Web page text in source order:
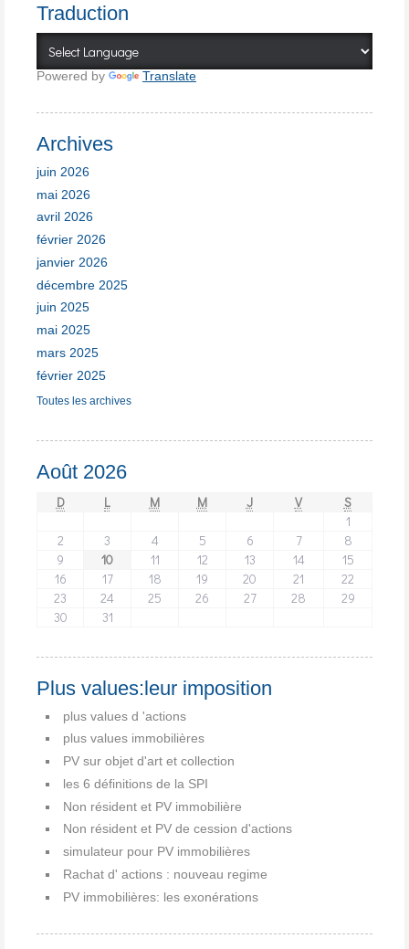
Traduction
Powered by Translate
Archives
juin 2026
mai 2026
avril 2026
février 2026
janvier 2026
décembre 2025
juin 2025
mai 2025
mars 2025
février 2025
Toutes les archives
Août 2026
D L M M J V
S
1
2
3 4 5 6 7
8
9
10 11 12 13 14
15
16
17 18 19 20 21
22
23
24 25 26 27 28
29
30
31
Plus values:leur imposition
plus values d 'actions
plus values immobilières
PV sur objet d'art et collection
les 6 définitions de la SPI
Non résident et PV immobilière
Non résident et PV de cession d'actions
simulateur pour PV immobilières
Rachat d' actions : nouveau regime
PV immobilières: les exonérations